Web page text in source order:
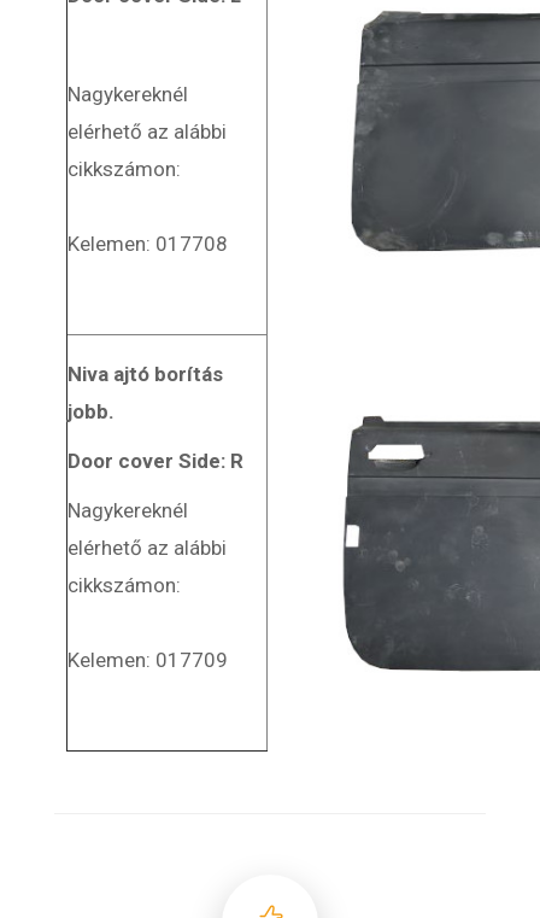
Nagykereknél
elérhető az alábbi
cikkszámon:
Kelemen: 017708
Niva ajtó borítás
jobb.
Door cover Side: R
Nagykereknél
elérhető az alábbi
cikkszámon:
Kelemen: 017709